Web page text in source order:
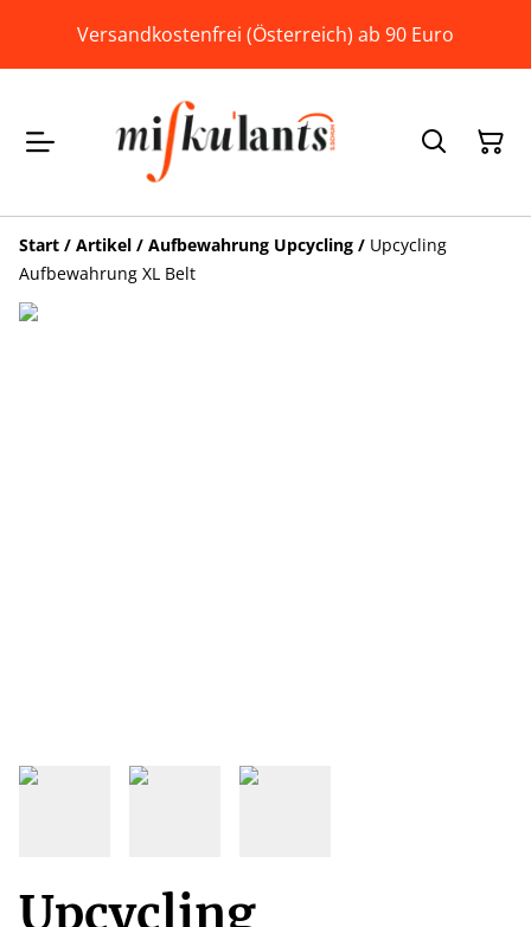
Versandkostenfrei (Österreich) ab 90 Euro
Start / Artikel / Aufbewahrung Upcycling / Upcycling
Aufbewahrung XL Belt
Upcycling